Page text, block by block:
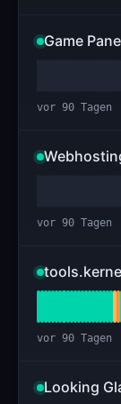
Game
vor 90 Tagen
vor 90 Tagen
vor 90 Tagen
Looking